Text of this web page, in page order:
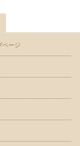
ページ